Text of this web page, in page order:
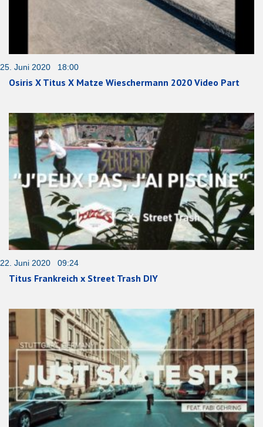
25. Juni 2020 18:00
Osiris X Titus X Matze Wieschermann 2020 Video Part
22. Juni 2020 09:24
Titus Frankreich x Street Trash DIY